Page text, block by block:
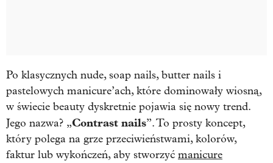
Po klasycznych nude, soap nails, butter nails i
pastelowych manicure’ach, które dominowały wiosną,
w świecie beauty dyskretnie pojawia się nowy trend.
Jego nazwa? „Contrast nails”. To prosty koncept,
który polega na grze przeciwieństwami, kolorów,
faktur lub wykończeń, aby stworzyć manicure